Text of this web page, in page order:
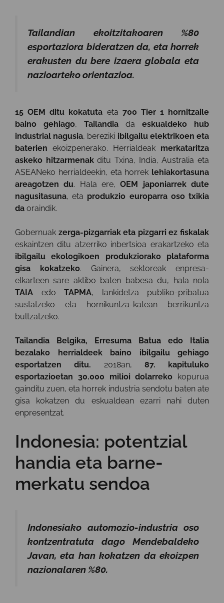
Tailandian ekoitzitakoaren %80
esportaziora bideratzen da, eta horrek
erakusten du bere izaera globala eta
nazioarteko orientazioa.
15 OEM ditu kokatuta eta 700 Tier 1 hornitzaile
baino gehiago, Tailandia da eskualdeko hub
industrial nagusia, bereziki ibilgailu elektrikoen eta
baterien ekoizpenerako. Herrialdeak merkataritza
askeko hitzarmenakditu Txina, India, Australia eta
ASEANeko herrialdeekin, eta horrek lehiakortasuna
areagotzen du. Hala ere,OEM japoniarrek dute
nagusitasuna, eta produkzio europarra oso txikia
da oraindik.
Gobernuak zerga-pizgarriak eta pizgarri ez fiskalak
eskaintzen ditu atzerriko inbertsioa erakartzeko eta
ibilgailu ekologikoen produkziorako plataforma
gisa kokatzeko. Gainera, sektoreak enpresa-
elkarteen sare aktibo baten babesa du, hala nola
TAIA edo TAPMA, lankidetza publiko-pribatua
sustatzeko eta hornikuntza-katean berrikuntza
bultzatzeko.
Tailandia Belgika, Erresuma Batua edo Italia
bezalako herrialdeek baino ibilgailu gehiago
esportatzen ditu. 2018an, 87. kapituluko
esportazioetan 30.000 milioi dolarreko kopurua
gainditu zuen, eta horrek industria sendotu baten ate
gisa kokatzen du eskualdean ezarri nahi duten
enpresentzat.
Indonesia: potentzial
handia eta barne-
merkatu sendoa
Indonesiako automozio-industria oso
kontzentratuta dago Mendebaldeko
Javan, eta han kokatzen da ekoizpen
nazionalaren %80.